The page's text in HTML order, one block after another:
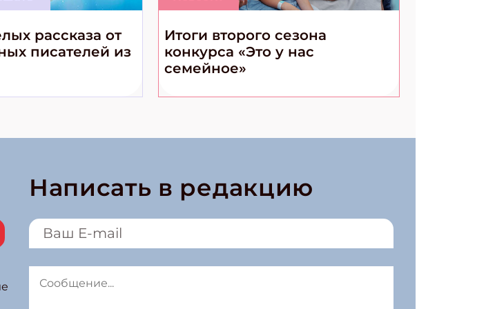
рассказа от
писателей из
Итоги второго сезона
конкурса «Это у нас
семейное»
Написать в редакцию